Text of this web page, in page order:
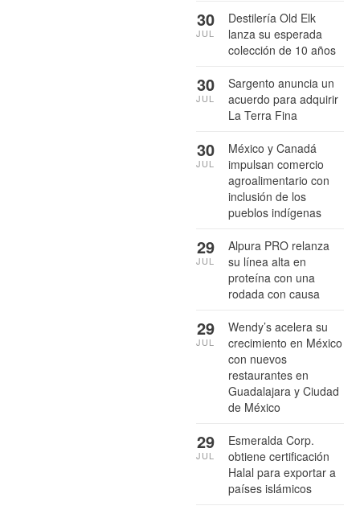
Destilería Old Elk
lanza su esperada
colección de 10 años
30
JUL
Sargento anuncia un
acuerdo para adquirir
La Terra Fina
30
JUL
México y Canadá
impulsan comercio
agroalimentario con
inclusión de los
pueblos indígenas
30
JUL
Alpura PRO relanza
su línea alta en
proteína con una
rodada con causa
29
JUL
Wendy’s acelera su
crecimiento en México
con nuevos
restaurantes en
Guadalajara y Ciudad
de México
29
JUL
Esmeralda Corp.
obtiene certificación
Halal para exportar a
países islámicos
29
JUL